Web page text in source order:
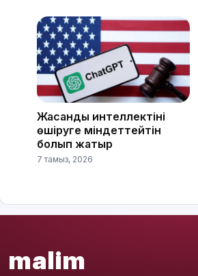
Жасанды интеллектіні
өшіруге міндеттейтін
болып жатыр
7 тамыз, 2026
malim